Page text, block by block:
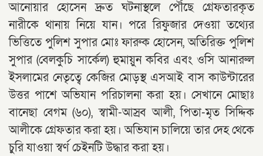
আনোয়ার হোসেন দ্রুত ঘটনাস্থলে পৌঁছে গ্রেফতারকৃত
নারীকে থানায় নিয়ে যান। পরে রিফুজার দেওয়া তথ্যের
ভিত্তিতে পুলিশ সুপার মোঃ ফারুক হোসেন, অতিরিক্ত পুলিশ
সুপার (বেলকুচি সার্কেল) হুমায়ুন কবির এবং ওসি আনারুল
ইসলামের নেতৃত্বে কেজির মোড়স্থ এসআই বাস কাউন্টারের
উত্তর পাশে অভিযান পরিচালনা করা হয়। সেখানে মোছাঃ
বানেছা বেগম (৬০), স্বামী-আস্রব আলী, পিতা-মৃত সিদ্দিক
আলীকে গ্রেফতার করা হয়। অভিযান চালিয়ে তার দেহ থেকে
চুরি যাওয়া স্বর্ণ চেইনটি উদ্ধার করা হয়।